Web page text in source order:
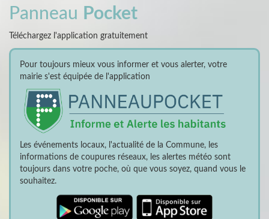
Panneau Pocket
Téléchargez l'application gratuitement
Pour toujours mieux vous informer et vous alerter, votre
mairie s'est équipée de l'application
Les événements locaux, l'actualité de la Commune, les
informations de coupures réseaux, les alertes météo sont
toujours dans votre poche, où que vous soyez, quand vous le
souhaitez.